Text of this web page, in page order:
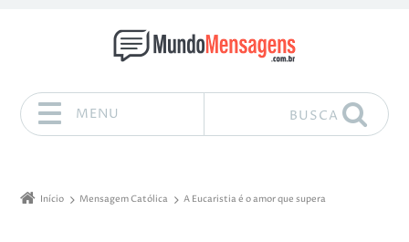
MENU BUSCA
Início Mensagem Católica A Eucaristia é o amor que supera